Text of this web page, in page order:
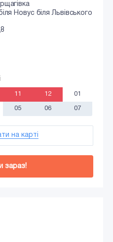
Новус біля Львівського
11 12 01
05 06 07
на карті
зараз!